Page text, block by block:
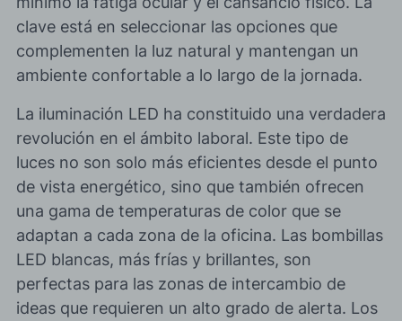
clave está en seleccionar las opciones que
complementen la luz natural y mantengan un
ambiente confortable a lo largo de la jornada.
La iluminación LED ha constituido una verdadera
revolución en el ámbito laboral. Este tipo de
luces no son solo más eficientes desde el punto
de vista energético, sino que también ofrecen
una gama de temperaturas de color que se
adaptan a cada zona de la oficina. Las bombillas
LED blancas, más frías y brillantes, son
perfectas para las zonas de intercambio de
ideas que requieren un alto grado de alerta. Los